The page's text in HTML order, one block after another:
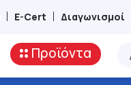
E-Cert Διαγωνισμοί
Προϊόντα